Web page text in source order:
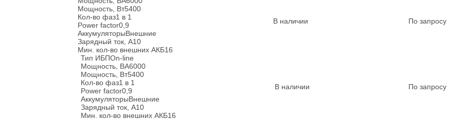
Мощность, Вт5400
Кол-во фаз1 в 1
Power factor0,9
АккумуляторыВнешние
Зарядный ток, А10
Мин. кол-во внешних АКБ16
В наличии По запросу
Тип ИБПOn-line
Мощность, ВА6000
Мощность, Вт5400
Кол-во фаз1 в 1
Power factor0,9
АккумуляторыВнешние
Зарядный ток, А10
Мин. кол-во внешних АКБ16
В наличии По запросу